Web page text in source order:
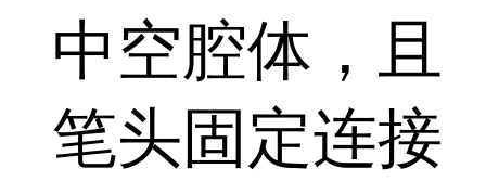
中空腔体，且
笔头固定连接